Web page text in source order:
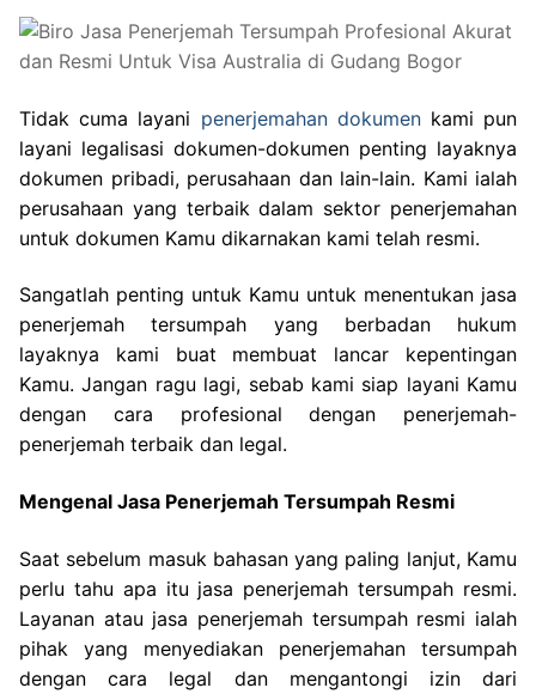
Tidak cuma layani penerjemahan dokumenkami pun
layani legalisasi dokumen-dokumen penting layaknya
dokumen pribadi, perusahaan dan lain-lain. Kami ialah
perusahaan yang terbaik dalam sektor penerjemahan
untuk dokumen Kamu dikarnakan kami telah resmi.
Sangatlah penting untuk Kamu untuk menentukan jasa
penerjemah tersumpah yang berbadan hukum
layaknya kami buat membuat lancar kepentingan
Kamu. Jangan ragu lagi, sebab kami siap layani Kamu
dengan cara profesional dengan penerjemah-
penerjemah terbaik dan legal.
Mengenal Jasa Penerjemah Tersumpah Resmi
Saat sebelum masuk bahasan yang paling lanjut, Kamu
perlu tahu apa itu jasa penerjemah tersumpah resmi.
Layanan atau jasa penerjemah tersumpah resmi ialah
pihak yang menyediakan penerjemahan tersumpah
dengan cara legal dan mengantongi izin dari